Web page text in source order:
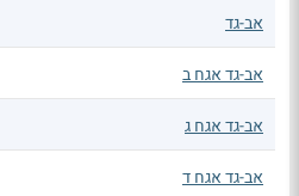
אב-גד
אב-גד אגח ב
אב-גד אגח ג
אב-גד אגח ד